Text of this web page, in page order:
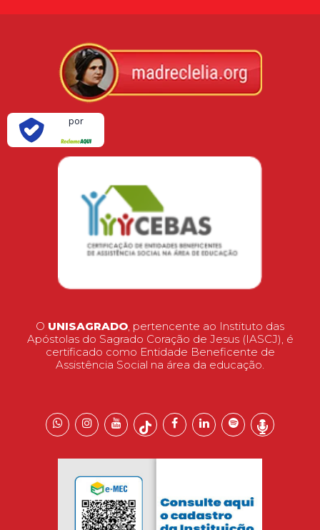
por
O UNISAGRADO, pertencente ao Instituto das
Apóstolas do Sagrado Coração de Jesus (IASCJ), é
certificado como Entidade Beneficente de
Assistência Social na área da educação.